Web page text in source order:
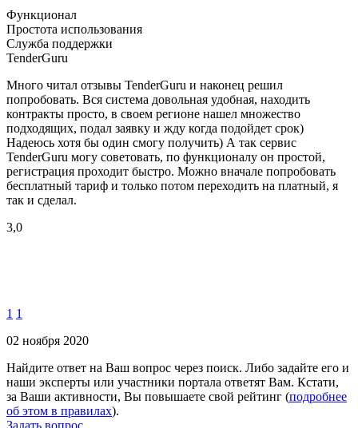
Функционал
Простота использования
Служба поддержки
TenderGuru
Много читал отзывы TenderGuru и наконец решил
попробовать. Вся система довольная удобная, находить
контракты просто, в своем регионе нашел множество
подходящих, подал заявку и жду когда подойдет срок)
Надеюсь хотя бы один смогу получить) А так сервис
TenderGuru могу советовать, по функционалу он простой,
регистрация проходит быстро. Можно вначале попробовать
бесплатный тариф и только потом переходить на платный, я
так и сделал.
3,0
1 1
02 ноября 2020
Найдите ответ на Ваш вопрос через поиск. Либо задайте его и
наши эксперты или участники портала ответят Вам. Кстати,
за Ваши активности, Вы повышаете свой рейтинг (подробнее
об этом в правилах).
Задать вопрос